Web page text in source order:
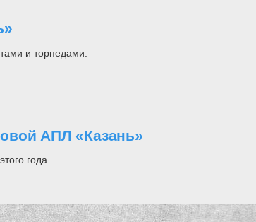
и торпедами.
АПЛ «Казань»
года.